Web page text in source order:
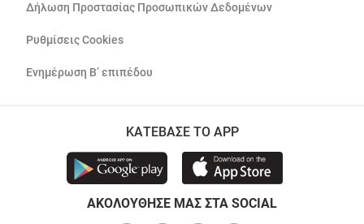
Δήλωση Προστασίας Προσωπικών Δεδομένων
Ρυθμίσεις Cookies
Ενημέρωση Β’ επιπέδου
ΚΑΤΕΒΑΣΕ ΤΟ APP
ΑΚΟΛΟΥΘΗΣΕ ΜΑΣ ΣΤΑ SOCIAL